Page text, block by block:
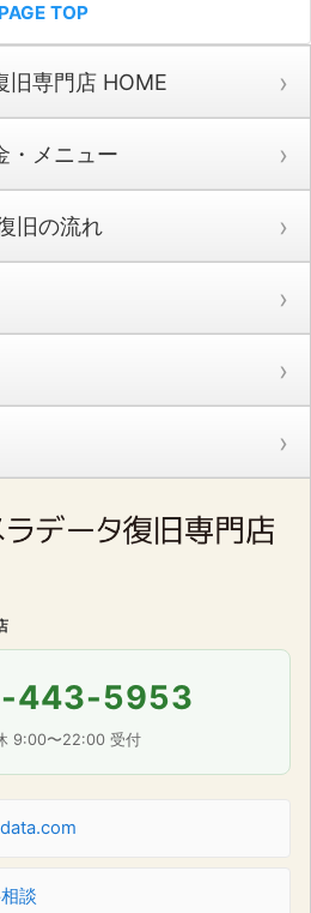
PAGE TOP
旧専門店 HOME
・メニュー
旧の流れ
443-5953
9:00〜22:00 受付
談